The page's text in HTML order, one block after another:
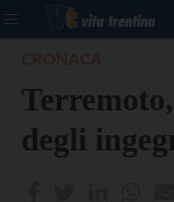
degli